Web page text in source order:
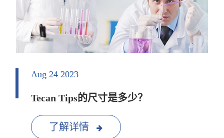
Aug 24 2023
Tecan Tips的尺寸是多少？
了解详情